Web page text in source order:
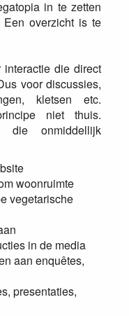
in te zetten
Een overzicht is te
die direct
voor discussies,
kletsen etc.
niet thuis.
die onmiddellijk
woonruimte
vegetarische
in de media
aan enquêtes,
presentaties,